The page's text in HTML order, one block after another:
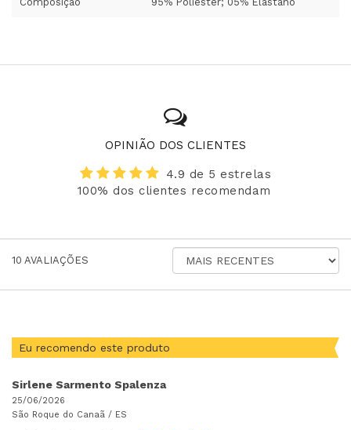
OPINIÃO DOS CLIENTES
4.9 de 5 estrelas
100% dos clientes recomendam
10 AVALIAÇÕES
AVALIAÇÕES
Eu recomendo este produto
Sirlene Sarmento Spalenza
25/06/2026
São Roque do Canaã / ES